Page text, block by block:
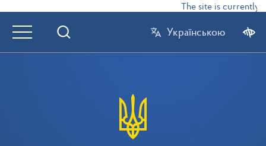
The site is currently in
Українською